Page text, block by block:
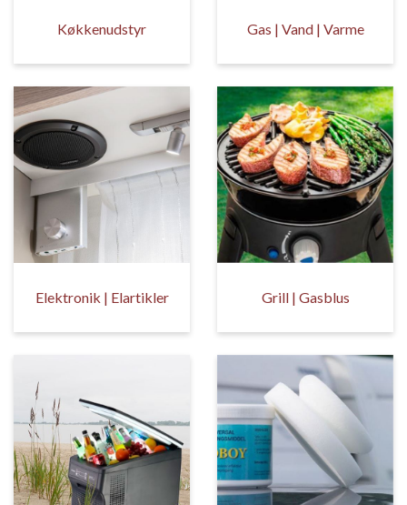
Køkkenudstyr Gas | Vand | Varme
Elektronik | Elartikler Grill | Gasblus